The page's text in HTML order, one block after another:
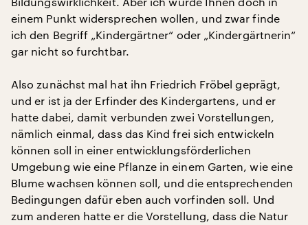
einem Punkt widersprechen wollen, und zwar finde
ich den Begriff „Kindergärtner“ oder „Kindergärtnerin“
gar nicht so furchtbar.
Also zunächst mal hat ihn Friedrich Fröbel geprägt,
und er ist ja der Erfinder des Kindergartens, und er
hatte dabei, damit verbunden zwei Vorstellungen,
nämlich einmal, dass das Kind frei sich entwickeln
können soll in einer entwicklungsförderlichen
Umgebung wie eine Pflanze in einem Garten, wie eine
Blume wachsen können soll, und die entsprechenden
Bedingungen dafür eben auch vorfinden soll. Und
zum anderen hatte er die Vorstellung, dass die Natur